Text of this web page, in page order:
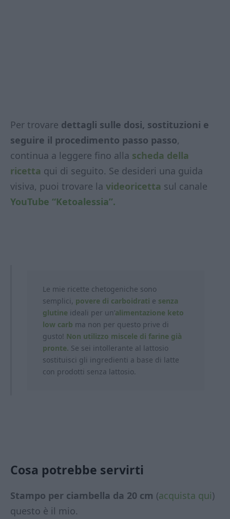
Per trovare dettagli sulle dosi, sostituzioni e
seguire il procedimento passo passo,
continua a leggere fino alla scheda della
ricetta qui di seguito. Se desideri una guida
visiva, puoi trovare la videoricetta sul canale
YouTube “Ketoalessia”.
Le mie ricette chetogeniche sono
semplici, povere di carboidrati e senza
glutine ideali per un’alimentazione keto
low carb ma non per questo prive di
gusto! Non utilizzo miscele di farine già
pronte. Se sei intollerante al lattosio
sostituisci gli ingredienti a base di latte
con prodotti senza lattosio.
Cosa potrebbe servirti
Stampo per ciambella da 20 cm (acquista qui)
questo è il mio.